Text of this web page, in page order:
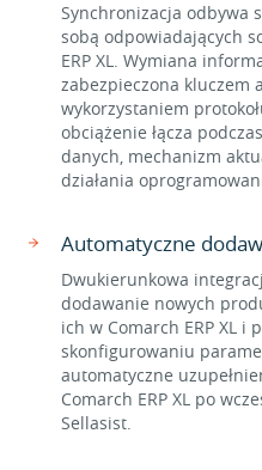
Synchronizacja odbywa
sobą odpowiadających
ERP XL. Wymiana
zabezpieczona kluczem
wykorzystaniem
obciążenie łącza
danych, mechanizm
działania
Automatyczne
Dwukierunkowa
dodawanie nowych
ich w Comarch ERP XL i
skonfigurowaniu
automatyczne
Comarch ERP XL po
Sellasist.